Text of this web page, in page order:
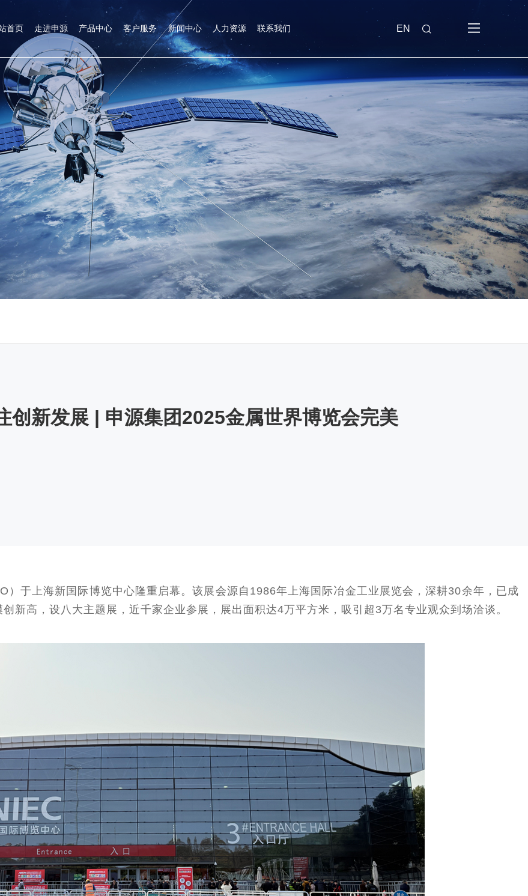
EN
首页 走进申源 产品中心 客户服务 新闻中心 人力资源 联系我们
创新发展 | 申源集团2025金属世界博览会完美
于上海新国际博览中心隆重启幕。该展会源自1986年上海国际冶金工业展览会，深耕30余年，已成
新高，设八大主题展，近千家企业参展，展出面积达4万平方米，吸引超3万名专业观众到场洽谈。